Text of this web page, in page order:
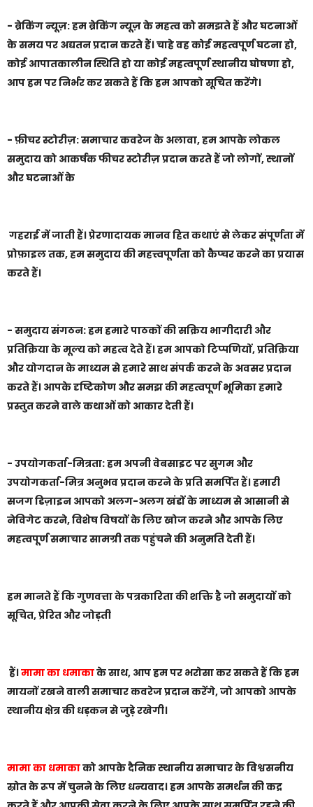
- ब्रेकिंग न्यूज़: हम ब्रेकिंग न्यूज़ के महत्व को समझते हैं और घटनाओं
के समय पर अद्यतन प्रदान करते हैं। चाहे वह कोई महत्वपूर्ण घटना हो,
कोई आपातकालीन स्थिति हो या कोई महत्वपूर्ण स्थानीय घोषणा हो,
आप हम पर निर्भर कर सकते हैं कि हम आपको सूचित करेंगे।
- फ़ीचर स्टोरीज़: समाचार कवरेज के अलावा, हम आपके लोकल
समुदाय को आकर्षक फीचर स्टोरीज़ प्रदान करते हैं जो लोगों, स्थानों
और घटनाओं के
गहराई में जाती हैं। प्रेरणादायक मानव हित कथाएं से लेकर संपूर्णता में
प्रोफ़ाइल तक, हम समुदाय की महत्त्वपूर्णता को कैप्चर करने का प्रयास
करते हैं।
- समुदाय संगठन: हम हमारे पाठकों की सक्रिय भागीदारी और
प्रतिक्रिया के मूल्य को महत्व देते हैं। हम आपको टिप्पणियों, प्रतिक्रिया
और योगदान के माध्यम से हमारे साथ संपर्क करने के अवसर प्रदान
करते हैं। आपके दृष्टिकोण और समझ की महत्वपूर्ण भूमिका हमारे
प्रस्तुत करने वाले कथाओं को आकार देती हैं।
- उपयोगकर्ता-मित्रता: हम अपनी वेबसाइट पर सुगम और
उपयोगकर्ता-मित्र अनुभव प्रदान करने के प्रति समर्पित हैं। हमारी
सजग डिज़ाइन आपको अलग-अलग खंडों के माध्यम से आसानी से
नेविगेट करने, विशेष विषयों के लिए खोज करने और आपके लिए
महत्वपूर्ण समाचार सामग्री तक पहुंचने की अनुमति देती हैं।
हम मानते हैं कि गुणवत्ता के पत्रकारिता की शक्ति है जो समुदायों को
सूचित, प्रेरित और जोड़ती
हैं।मामा का धमाकाके साथ, आप हम पर भरोसा कर सकते हैं कि हम
मायनों रखने वाली समाचार कवरेज प्रदान करेंगे, जो आपको आपके
स्थानीय क्षेत्र की धड़कन से जुड़े रखेगी।
मामा का धमाकाको आपके दैनिक स्थानीय समाचार के विश्वसनीय
स्रोत के रूप में चुनने के लिए धन्यवाद। हम आपके समर्थन की कद्र